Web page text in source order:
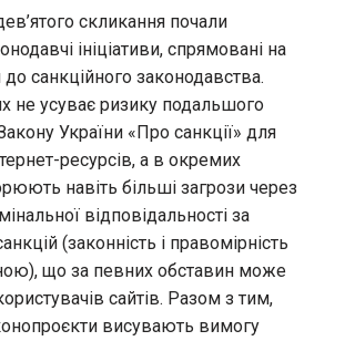
скликання почали
ініціативи, спрямовані на
санкційного законодавства.
не усуває ризику подальшого
України «Про санкції» для
ресурсів, а в окремих
навіть більші загрози через
відповідальності за
(законність і правомірність
що за певних обставин може
сайтів. Разом з тим,
висувають вимогу